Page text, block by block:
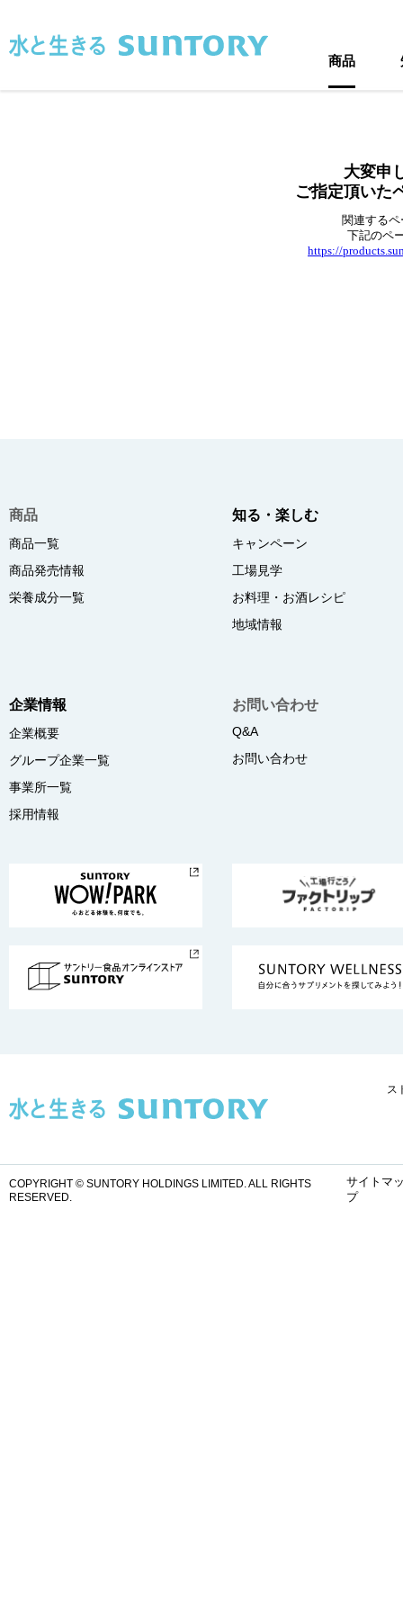
商品
大変申
ご指定頂いた
関連する
下記のペ
https://
商品
商品一覧
商品発売情報
栄養成分一覧
知る・楽しむ
キャンペーン
工場見学
お料理・お酒レシピ
地域情報
企業情報
企業概要
グループ企業一覧
事業所一覧
採用情報
お問い合わせ
Q&A
お問い合わせ
ス
COPYRIGHT © SUNTORY HOLDINGS LIMITED. ALL RIGHTS
RESERVED.
サイトマ
プ